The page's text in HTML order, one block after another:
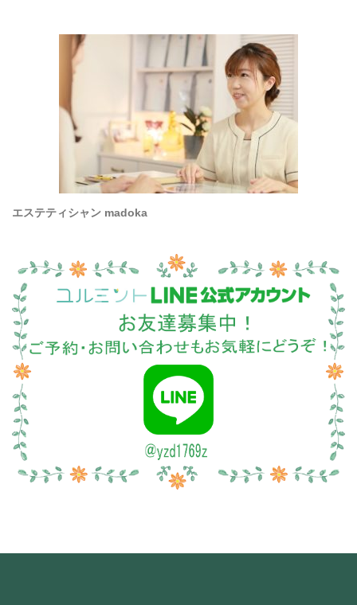
エステティシャン madoka